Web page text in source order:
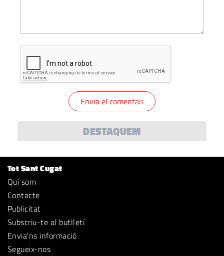
DESTAQUEM
Tot Sant Cugat
Qui som
Contacte
Publicitat
Subscriu-te al butlletí
Envia'ns informació
Segueix-nos